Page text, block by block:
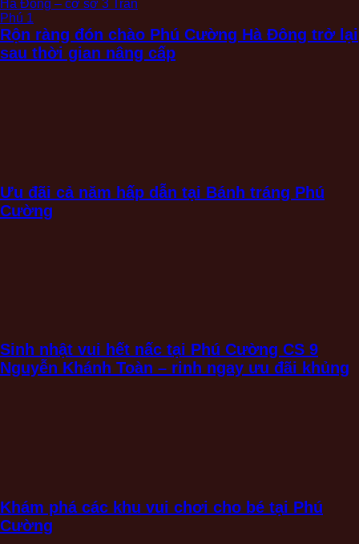
Rộn ràng đón chào Phú Cường Hà Đông trở lại
sau thời gian nâng cấp
Ưu đãi cả năm hấp dẫn tại Bánh tráng Phú
Cường
Sinh nhật vui hết nấc tại Phú Cường CS 9
Nguyễn Khánh Toàn – rinh ngay ưu đãi khủng
Khám phá các khu vui chơi cho bé tại Phú
Cường